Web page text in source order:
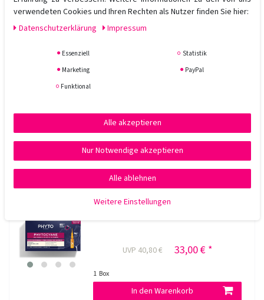
In den Warenkorb
* inkl. ges. MwSt.zzgl.
Redken Cerafill Retaliate Stemoxydine
UVP 56,60 € 40,55 € *
90Milliliter| 450,56 € / Liter
In den Warenkorb
Phytocyane Treatment Reactional Anti-
UVP 40,80 € 33,00 € *
1 Box
In den Warenkorb
verwendeten Cookies und Ihren Rechten als Nutzer finden Sie hier:
Daten­schutz­erklärung
Impressum
Essenziell
Statistik
Marketing
PayPal
Funktional
Alle akzeptieren
Nur Notwendige akzeptieren
Alle ablehnen
Weitere Einstellungen